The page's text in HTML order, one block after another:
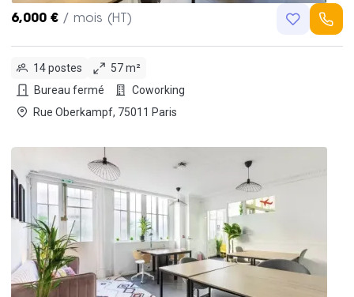
6,000 € / mois (HT)
14 postes
57 m²
Bureau fermé
Coworking
Rue Oberkampf, 75011 Paris